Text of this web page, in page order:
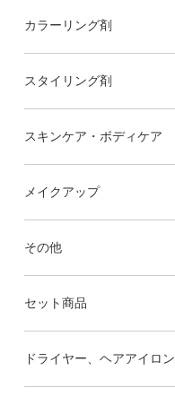
カラーリング剤
スタイリング剤
スキンケア・ボディケア
メイクアップ
その他
セット商品
ドライヤー、ヘアアイロン